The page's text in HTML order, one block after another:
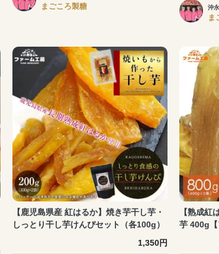
まごころ製糖 沖
ま
【鹿児島県産 紅はるか】焼き芋干し芋・
しっとり干し芋けんぴセット（各100g）
1,350円
【熟成紅
芋 400g【